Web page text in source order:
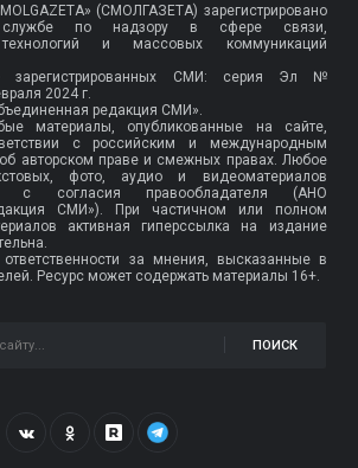
(СМОЛГАЗЕТА) зарегистрировано
по надзору в сфере связи,
и массовых коммуникаций
зарегистрированных СМИ: серия Эл №
2024 г.
редакция СМИ».
материалы, опубликованные на сайте,
с российским и международным
авторском праве и смежных правах. Любое
фото, аудио и видеоматериалов
с согласия правообладателя (АНО
СМИ»). При частичном или полном
активная гиперссылка на издание
за мнения, высказанные в
Ресурс может содержать материалы 16+.
ПОИСК